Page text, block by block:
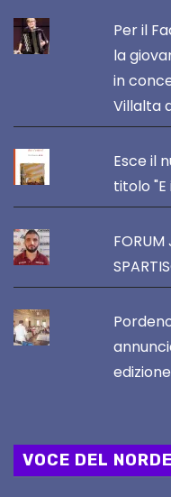
Per il
la
in
Villalta
Esce il
titolo
FORUM
VOCE DEL